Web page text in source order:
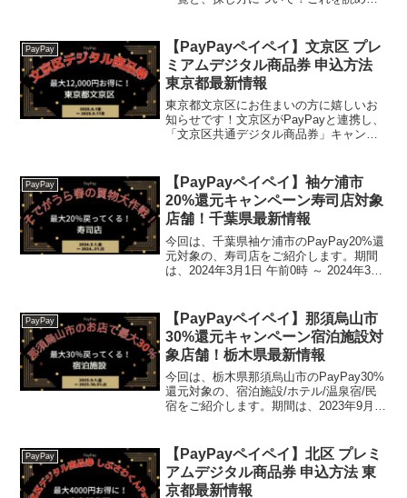
る！そでがうら夏の買物大作戦！」の、
対象店舗と探し方...
PayPay
【PayPayペイペイ】文京区 プレ
ミアムデジタル商品券 申込方法
東京都最新情報
東京都文京区にお住まいの方に嬉しいお
知らせです！文京区がPayPayと連携し、
「文京区共通デジタル商品券」キャンペ
お得な企画ですよ！文京区共通デジタル
商品券...
PayPay
【PayPayペイペイ】袖ケ浦市
20%還元キャンペーン寿司店対象
店舗！千葉県最新情報
今回は、千葉県袖ケ浦市のPayPay20%還
元対象の、寿司店をご紹介します。期間
は、2024年3月1日 午前0時 ～ 2024年3月
らん】国内24...
PayPay
【PayPayペイペイ】那須烏山市
30%還元キャンペーン宿泊施設対
象店舗！栃木県最新情報
今回は、栃木県那須烏山市のPayPay30%
還元対象の、宿泊施設/ホテル/温泉宿/民
宿をご紹介します。期間は、2023年9月1
ん】国内24000軒の宿を...
PayPay
【PayPayペイペイ】北区 プレミ
アムデジタル商品券 申込方法 東
京都最新情報